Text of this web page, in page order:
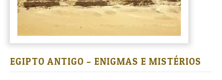
EGIPTO ANTIGO – ENIGMAS E MISTÉRIOS